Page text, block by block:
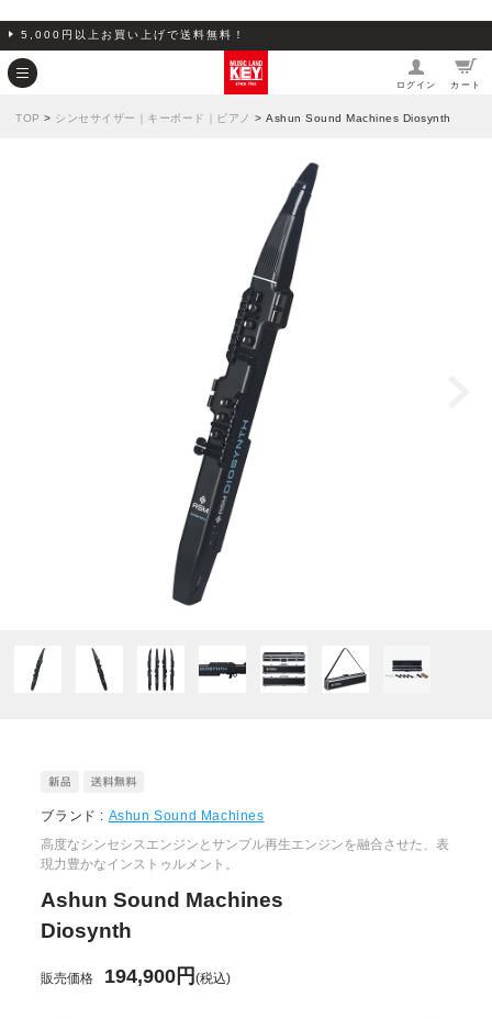
5,000円以上お買い上げで送料無料！
ログイン カート
TOP > シンセサイザー｜キーボード｜ピアノ > Ashun Sound Machines Diosynth
ブランド : Ashun Sound Machines
高度なシンセシスエンジンとサンプル再生エンジンを融合させた、表
現力豊かなインストゥルメント。
Ashun Sound Machines
Diosynth
販売価格 194,900円(税込)